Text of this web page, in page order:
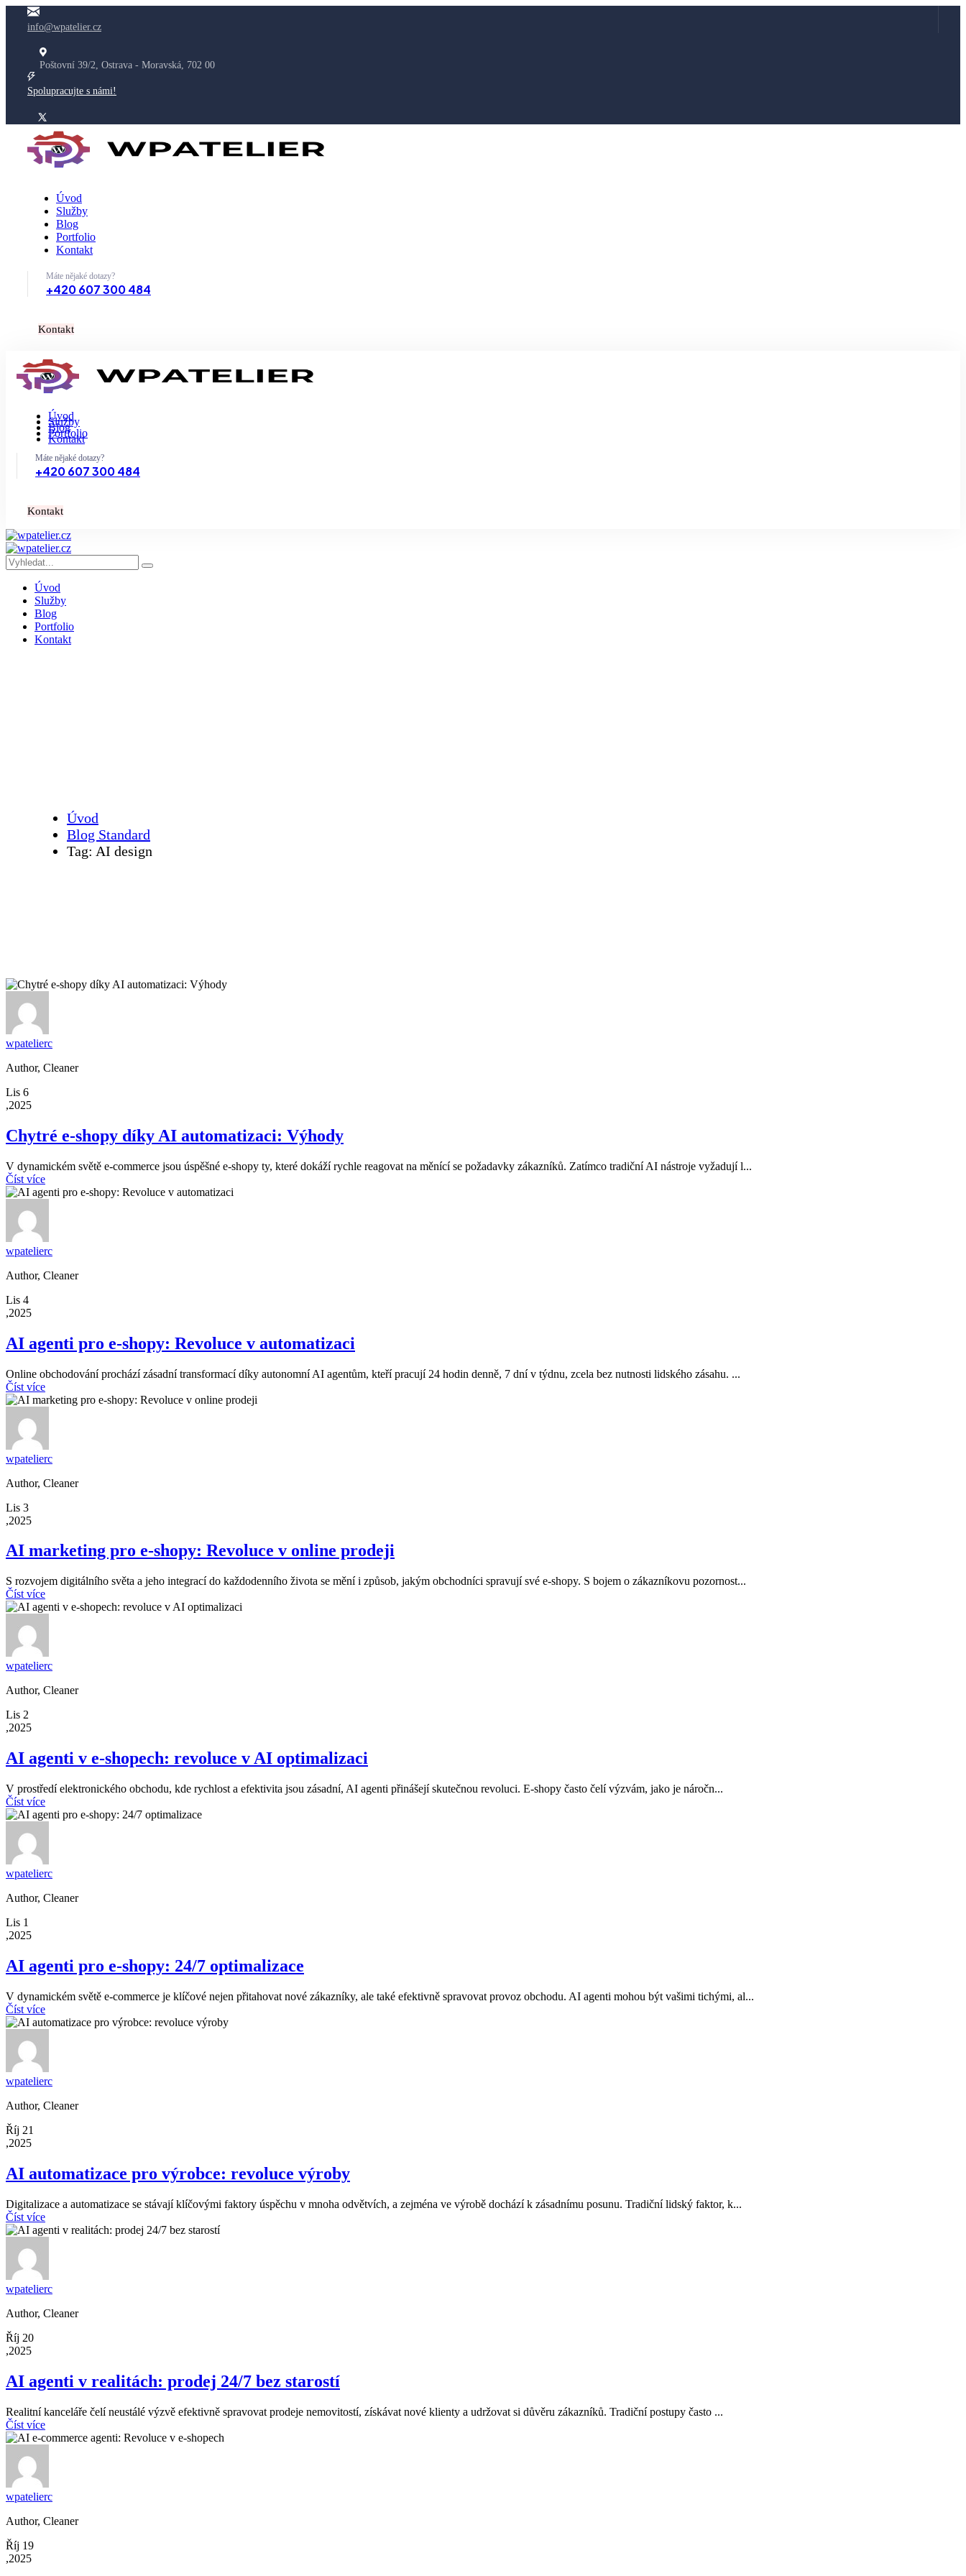
info@wpatelier.cz
Poštovní 39/2, Ostrava - Moravská, 702 00
Spolupracujte s námi!
Úvod
Služby
Blog
Portfolio
Kontakt
Máte nějaké dotazy?
+420 607 300 484
Kontakt
Úvod
Služby
Blog
Portfolio
Kontakt
Máte nějaké dotazy?
+420 607 300 484
Kontakt
Úvod
Služby
Blog
Portfolio
Kontakt
Úvod
Blog Standard
Tag: AI design
wpatelierc
Author, Cleaner
Lis 6
,2025
Chytré e-shopy díky AI automatizaci: Výhody
V dynamickém světě e-commerce jsou úspěšné e-shopy ty, které dokáží rychle reagovat na měnící se požadavky zákazníků. Zatímco tradiční AI nástroje vyžadují l...
Číst více
wpatelierc
Author, Cleaner
Lis 4
,2025
AI agenti pro e-shopy: Revoluce v automatizaci
Online obchodování prochází zásadní transformací díky autonomní AI agentům, kteří pracují 24 hodin denně, 7 dní v týdnu, zcela bez nutnosti lidského zásahu. ...
Číst více
wpatelierc
Author, Cleaner
Lis 3
,2025
AI marketing pro e-shopy: Revoluce v online prodeji
S rozvojem digitálního světa a jeho integrací do každodenního života se mění i způsob, jakým obchodníci spravují své e-shopy. S bojem o zákazníkovu pozornost...
Číst více
wpatelierc
Author, Cleaner
Lis 2
,2025
AI agenti v e-shopech: revoluce v AI optimalizaci
V prostředí elektronického obchodu, kde rychlost a efektivita jsou zásadní, AI agenti přinášejí skutečnou revoluci. E-shopy často čelí výzvám, jako je náročn...
Číst více
wpatelierc
Author, Cleaner
Lis 1
,2025
AI agenti pro e-shopy: 24/7 optimalizace
V dynamickém světě e-commerce je klíčové nejen přitahovat nové zákazníky, ale také efektivně spravovat provoz obchodu. AI agenti mohou být vašimi tichými, al...
Číst více
wpatelierc
Author, Cleaner
Říj 21
,2025
AI automatizace pro výrobce: revoluce výroby
Digitalizace a automatizace se stávají klíčovými faktory úspěchu v mnoha odvětvích, a zejména ve výrobě dochází k zásadnímu posunu. Tradiční lidský faktor, k...
Číst více
wpatelierc
Author, Cleaner
Říj 20
,2025
AI agenti v realitách: prodej 24/7 bez starostí
Realitní kanceláře čelí neustálé výzvě efektivně spravovat prodeje nemovitostí, získávat nové klienty a udržovat si důvěru zákazníků. Tradiční postupy často ...
Číst více
wpatelierc
Author, Cleaner
Říj 19
,2025